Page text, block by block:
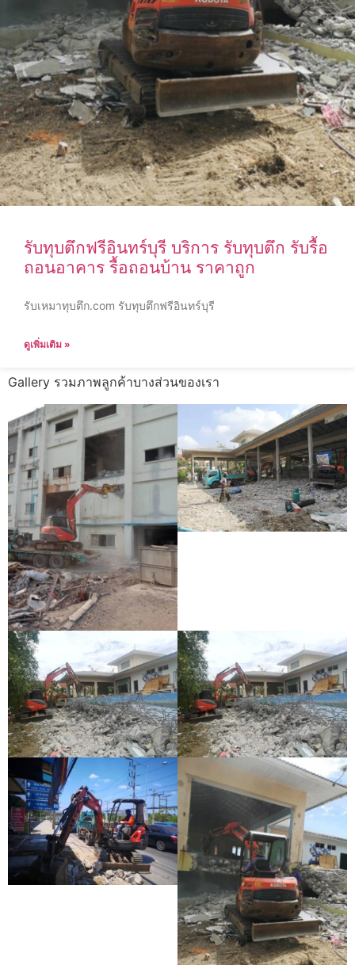
รับทุบตึกฟรีอินทร์บุรี บริการ รับทุบตึก รับรื้อ
ถอนอาคาร รื้อถอนบ้าน ราคาถูก
รับเหมาทุบตึก.com รับทุบตึกฟรีอินทร์บุรี
ดูเพิ่มเติม »
Gallery รวมภาพลูกค้าบางส่วนของเรา